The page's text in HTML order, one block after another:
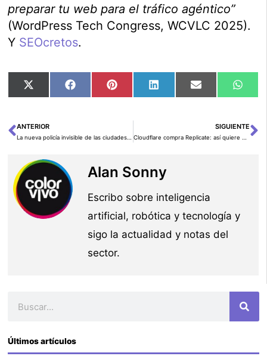
preparar tu web para el tráfico agéntico”
(WordPress Tech Congress, WCVLC 2025).
Y SEOcretos.
Compartir
en
X
Compartir
en
FacebookCompartir
en
PinterestCompartir
en
LinkedInCompartir
en
Email
en
Ant
ANTERIOR SIGUIENTE
Alan Sonny
Escribo sobre inteligencia
artificial, robótica y tecnología y
sigo la actualidad y notas del
sector.
Últimos artículos